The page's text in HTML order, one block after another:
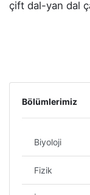
çift dal-yan dal
Bölümlerimiz
Biyoloji
Fizik